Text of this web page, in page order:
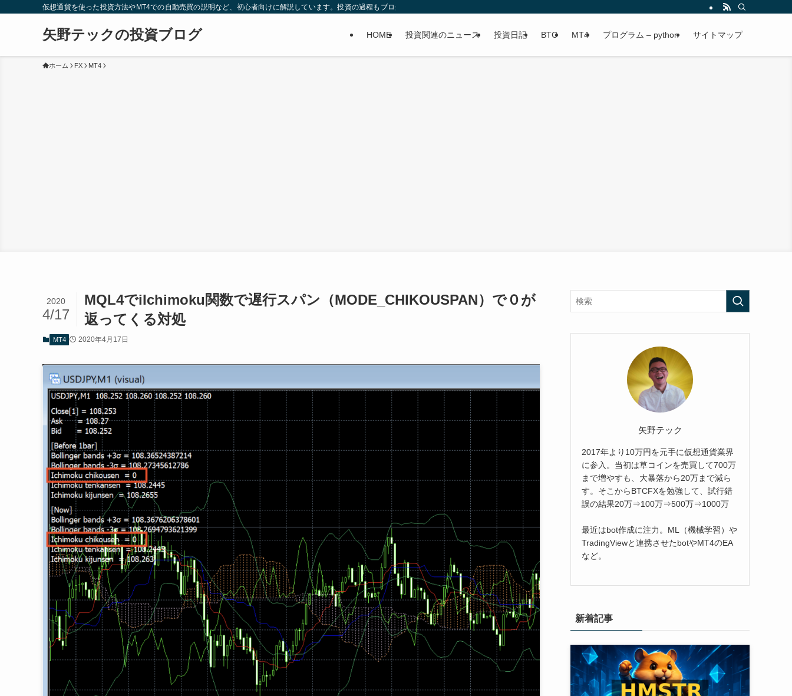
仮想通貨を使った投資方法やMT4での自動売買の説明など、初心者向けに解説しています。投資の過程もブログに書いてます。
矢野テックの投資ブログ HOME 投資関連のニュース 投資日記 BTC MT4 プログラム – python サイトマップ
ホーム FX MT4
MQL4でiIchimoku関数で遅行スパン（MODE_CHIKOUSPAN）で０が
返ってくる対処
2020
4/17
MT4 2020年4月17日
矢野テック
2017年より10万円を元手に仮想通貨業界
に参入。当初は草コインを売買して700万
まで増やすも、大暴落から20万まで減ら
す。そこからBTCFXを勉強して、試行錯
誤の結果20万⇒100万⇒500万⇒1000万
最近はbot作成に注力。ML（機械学習）や
TradingViewと連携させたbotやMT4のEA
など。
新着記事